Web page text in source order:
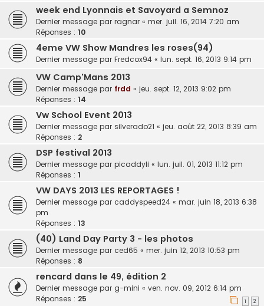
week end Lyonnais et Savoyard a Semnoz
Dernier message par ragnar « mer. juil. 16, 2014 7:20 am
Réponses : 10
4eme VW Show Mandres les roses(94)
Dernier message par Fredcox94 « lun. sept. 16, 2013 9:14 pm
VW Camp'Mans 2013
Dernier message par frdd « jeu. sept. 12, 2013 9:02 pm
Réponses : 14
Vw School Event 2013
Dernier message par silverado21 « jeu. août 22, 2013 8:39 am
Réponses : 2
DSP festival 2013
Dernier message par picaddyli « lun. juil. 01, 2013 11:12 pm
Réponses : 1
VW DAYS 2013 LES REPORTAGES !
Dernier message par caddyspeed24 « mar. juin 18, 2013 6:38
pm
Réponses : 13
(40) Land Day Party 3 - les photos
Dernier message par ced65 « mer. juin 12, 2013 10:53 pm
Réponses : 8
rencard dans le 49, édition 2
Dernier message par g-mini « ven. nov. 09, 2012 6:14 pm
Réponses : 25 1 2